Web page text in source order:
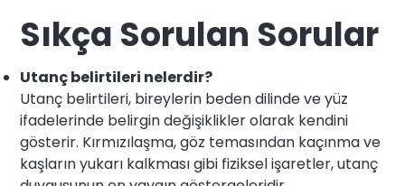
Sıkça Sorulan Sorular
Utanç belirtileri nelerdir?
Utanç belirtileri, bireylerin beden dilinde ve yüz
ifadelerinde belirgin değişiklikler olarak kendini
gösterir. Kırmızılaşma, göz temasından kaçınma ve
kaşların yukarı kalkması gibi fiziksel işaretler, utanç